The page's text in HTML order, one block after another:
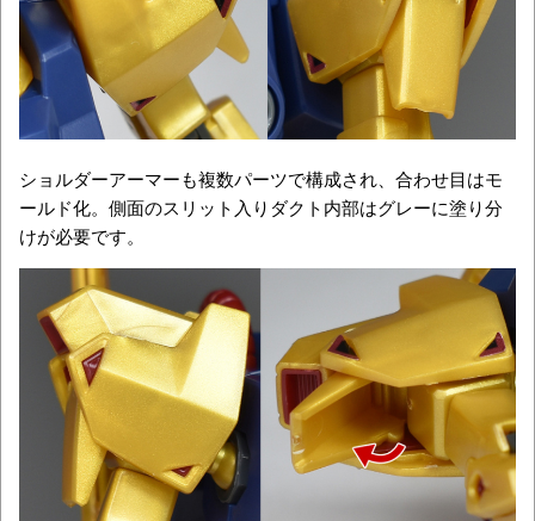
ショルダーアーマーも複数パーツで構成され、合わせ目はモ
ールド化。側面のスリット入りダクト内部はグレーに塗り分
けが必要です。